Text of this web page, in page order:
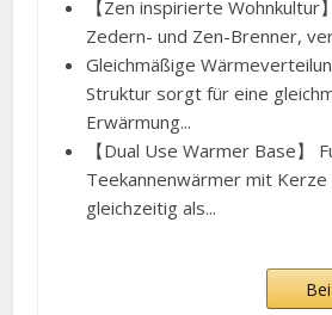
【Zen inspirierte Wohnkultur
Zedern- und Zen-Brenner,
Gleichmäßige
Struktur sorgt für eine
Erwärmung...
【Dual Use Warmer Base】
Teekannenwärmer mit
gleichzeitig als...